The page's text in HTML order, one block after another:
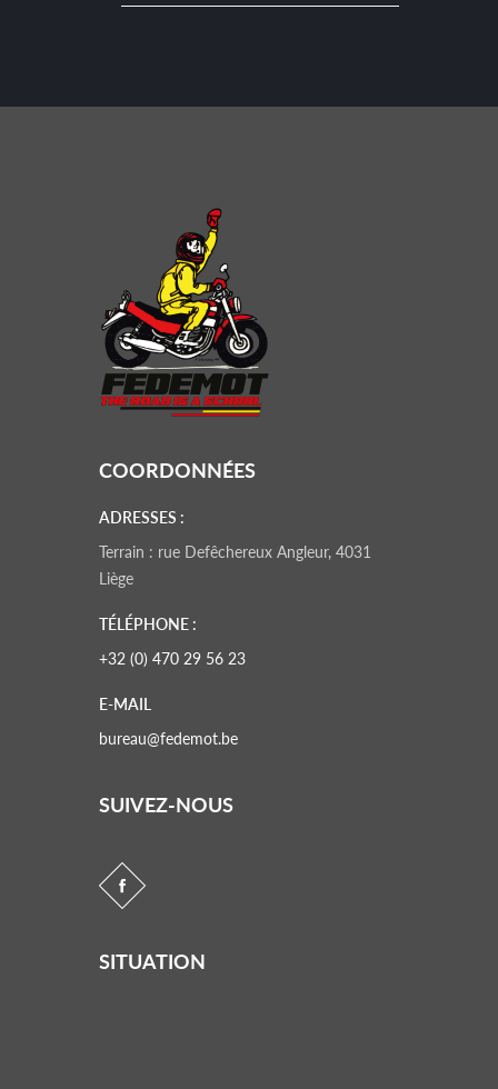
COORDONNÉES
ADRESSES :
Terrain : rue Defêchereux Angleur, 4031
Liège
TÉLÉPHONE :
+32 (0) 470 29 56 23
E-MAIL
bureau@fedemot.be
SUIVEZ-NOUS
SITUATION